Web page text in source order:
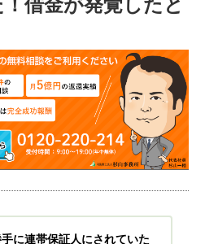
借金が発覚したと
に連帯保証人にされていた